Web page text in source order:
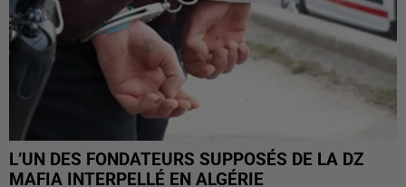
L’UN DES FONDATEURS SUPPOSÉS DE LA DZ
MAFIA INTERPELLÉ EN ALGÉRIE